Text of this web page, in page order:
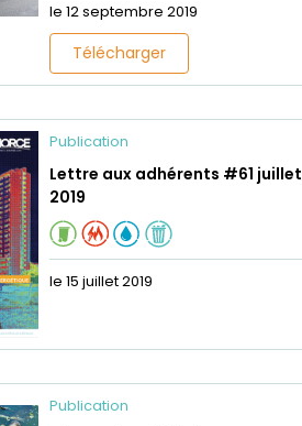
le 12 septembre 2019
Télécharger
Publication
Lettre aux adhérents #61 juillet
2019
le 15 juillet 2019
Publication